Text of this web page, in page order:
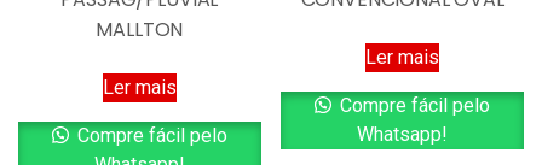
MALLTON
Ler mais
Compre fácil pelo
Ler mais
Compre fácil pelo
Whatsapp!